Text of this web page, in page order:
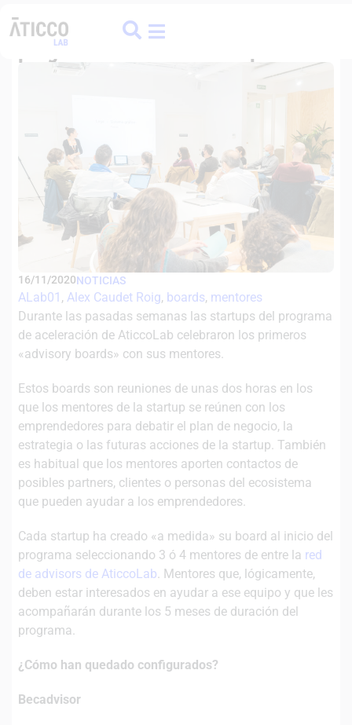
Primeros boards de las startups del
programa de ĀticcoLab Copia
16/11/2020NOTICIAS
ALab01 , Alex Caudet Roig, boards, mentores
Durante las pasadas semanas las startups del programa
de aceleración de AticcoLab celebraron los primeros
«advisory boards» con sus mentores.
Estos boards son reuniones de unas dos horas en los
que los mentores de la startup se reúnen con los
emprendedores para debatir el plan de negocio, la
estrategia o las futuras acciones de la startup. También
es habitual que los mentores aporten contactos de
posibles partners, clientes o personas del ecosistema
que pueden ayudar a los emprendedores.
Cada startup ha creado «a medida» su board al inicio del
programa seleccionando 3 ó 4 mentores de entre la red
de advisors de AticcoLab. Mentores que, lógicamente,
deben estar interesados en ayudar a ese equipo y que les
acompañarán durante los 5 meses de duración del
programa.
¿Cómo han quedado configurados?
Becadvisor